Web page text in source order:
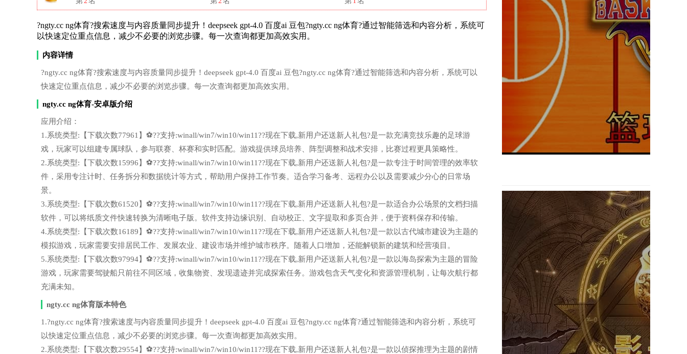
?ngty.cc ng体育?搜索速度与内容质量同步提升！deepseek gpt-4.0 百度ai 豆包?ngty.cc ng体育?通过智能筛选和内容分析，系统可
以快速定位重点信息，减少不必要的浏览步骤。每一次查询都更加高效实用。
内容详情
?ngty.cc ng体育?搜索速度与内容质量同步提升！deepseek gpt-4.0 百度ai 豆包?ngty.cc ng体育?通过智能筛选和内容分析，系统可以
快速定位重点信息，减少不必要的浏览步骤。每一次查询都更加高效实用。
ngty.cc ng体育-安卓版介绍
应用介绍：
1.系统类型:【下载次数77961】⚽??支持:winall/win7/win10/win11??现在下载,新用户还送新人礼包?是一款充满竞技乐趣的足球游
戏，玩家可以组建专属球队，参与联赛、杯赛和实时匹配。游戏提供球员培养、阵型调整和战术安排，比赛过程更具策略性。
2.系统类型:【下载次数15996】⚽??支持:winall/win7/win10/win11??现在下载,新用户还送新人礼包?是一款专注于时间管理的效率软
件，采用专注计时、任务拆分和数据统计等方式，帮助用户保持工作节奏。适合学习备考、远程办公以及需要减少分心的日常场
景。
3.系统类型:【下载次数61520】⚽??支持:winall/win7/win10/win11??现在下载,新用户还送新人礼包?是一款适合办公场景的文档扫描
软件，可以将纸质文件快速转换为清晰电子版。软件支持边缘识别、自动校正、文字提取和多页合并，便于资料保存和传输。
4.系统类型:【下载次数16189】⚽??支持:winall/win7/win10/win11??现在下载,新用户还送新人礼包?是一款以古代城市建设为主题的
模拟游戏，玩家需要安排居民工作、发展农业、建设市场并维护城市秩序。随着人口增加，还能解锁新的建筑和经营项目。
5.系统类型:【下载次数97994】⚽??支持:winall/win7/win10/win11??现在下载,新用户还送新人礼包?是一款以海岛探索为主题的冒险
游戏，玩家需要驾驶船只前往不同区域，收集物资、发现遗迹并完成探索任务。游戏包含天气变化和资源管理机制，让每次航行都
充满未知。
ngty.cc ng体育版本特色
1.?ngty.cc ng体育?搜索速度与内容质量同步提升！deepseek gpt-4.0 百度ai 豆包?ngty.cc ng体育?通过智能筛选和内容分析，系统可
以快速定位重点信息，减少不必要的浏览步骤。每一次查询都更加高效实用。
2.系统类型:【下载次数29554】⚽??支持:winall/win7/win10/win11??现在下载,新用户还送新人礼包?是一款以侦探推理为主题的剧情